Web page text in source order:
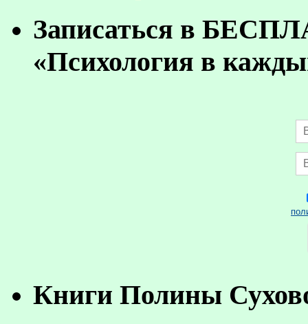
Записаться в
«Психология в
Книги Полины